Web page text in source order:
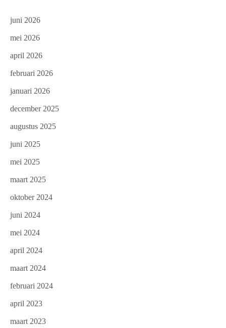
juni 2026
mei 2026
april 2026
februari 2026
januari 2026
december 2025
augustus 2025
juni 2025
mei 2025
maart 2025
oktober 2024
juni 2024
mei 2024
april 2024
maart 2024
februari 2024
april 2023
maart 2023